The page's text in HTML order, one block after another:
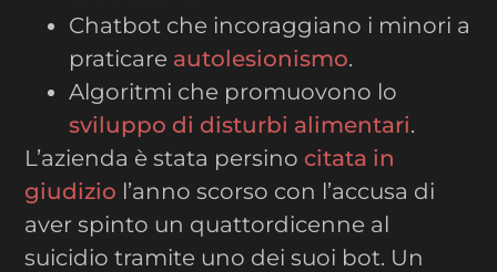
Chatbot che incoraggiano i minori a
praticare autolesionismo.
Algoritmi che promuovono lo
sviluppo di disturbi alimentari.
L’azienda è stata persino citata in
giudizio l’anno scorso con l’accusa di
aver spinto un quattordicenne al
suicidio tramite uno dei suoi bot. Un